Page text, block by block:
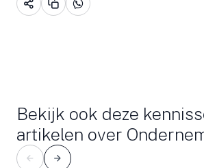
Bekijk ook deze
artikelen over